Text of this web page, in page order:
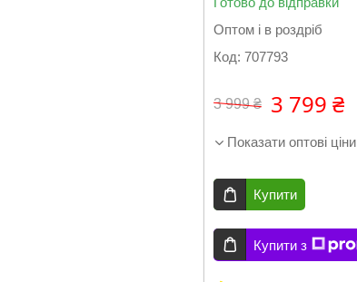
Оптом і в роздріб
Код: 707793
3 999 ₴ 3 799 ₴
Показати оптові ціни
Купити
Купити з